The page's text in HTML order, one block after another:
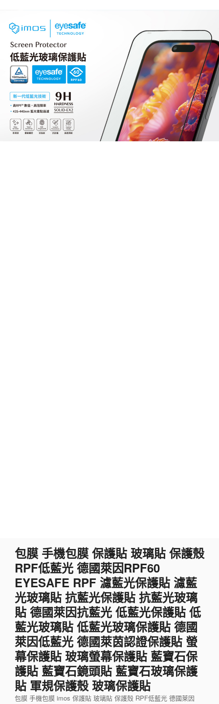
包膜 手機包膜 保護貼 玻璃貼 保護殼
RPF低藍光 德國萊因RPF60
EYESAFE RPF 濾藍光保護貼 濾藍
光玻璃貼 抗藍光保護貼 抗藍光玻璃
貼 德國萊因抗藍光 低藍光保護貼 低
藍光玻璃貼 低藍光玻璃保護貼 德國
萊因低藍光 德國萊茵認證保護貼 螢
幕保護貼 玻璃螢幕保護貼 藍寶石保
護貼 藍寶石鏡頭貼 藍寶石玻璃保護
貼 軍規保護殼 玻璃保護貼
包膜 手機包膜 imos 保護貼 玻璃貼 保護殼 RPF低藍光 德國萊因